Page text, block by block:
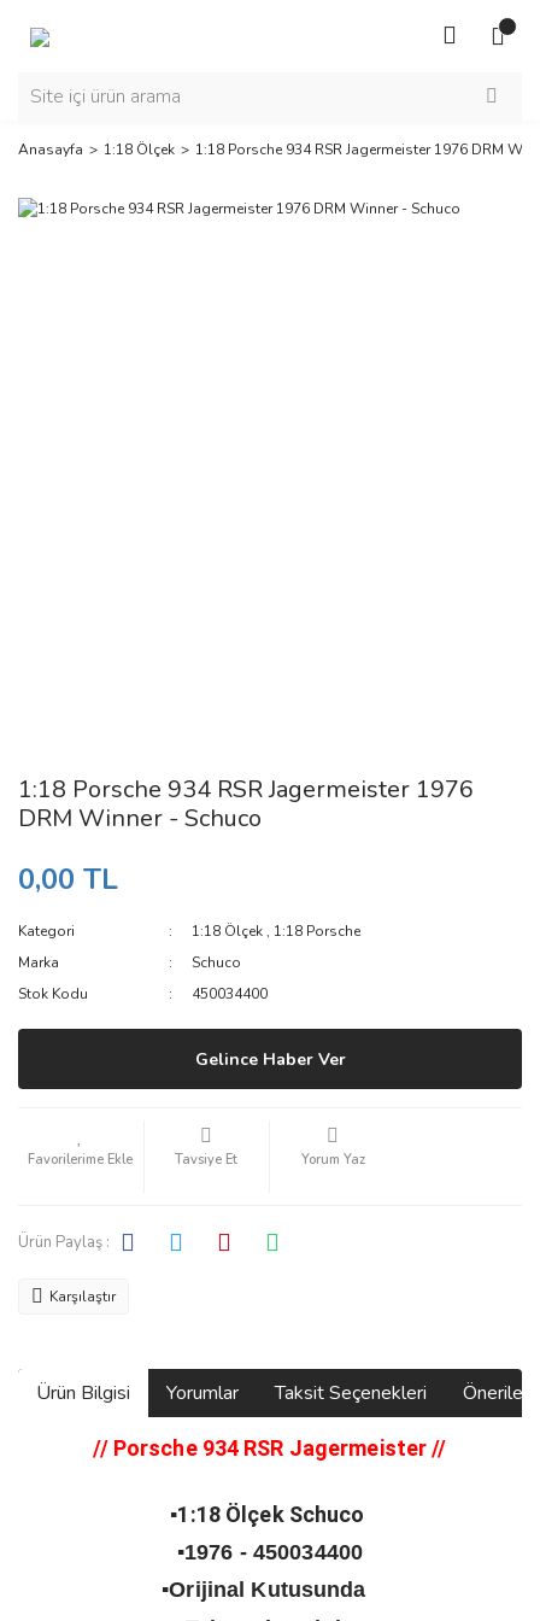
Anasayfa 1:18 Ölçek 1:18 Porsche 934 RSR Jagermeister 1976 DRM
1:18 Porsche 934 RSR Jagermeister 1976
DRM Winner - Schuco
0,00 TL
Kategori 1:18 Ölçek , 1:18 Porsche
Marka
Schuco
Stok Kodu
450034400
Gelince Haber Ver
Tavsiye Et Yorum Yaz
Ürün Paylaş :
Karşılaştır
Ürün Bilgisi Yorumlar Taksit Seçenekleri
// Porsche 934 RSR Jagermeister//
▪️1:18 Ölçek Schuco
▪️1976 - 450034400
▪️Orijinal Kutusunda